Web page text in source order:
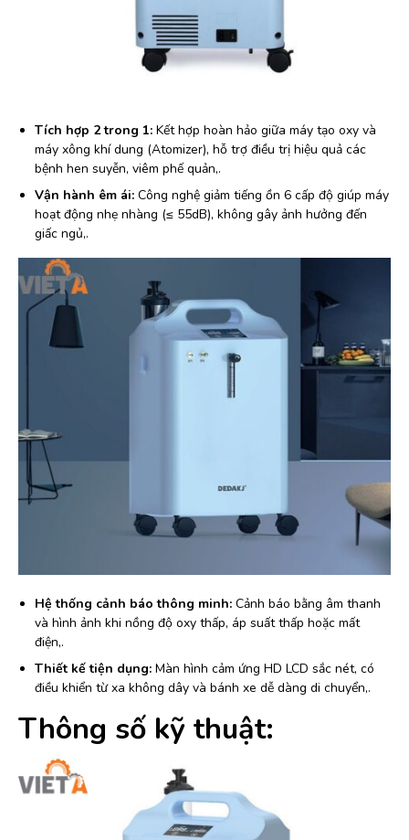
Tích hợp 2 trong 1: Kết hợp hoàn hảo giữa máy tạo oxy và
máy xông khí dung (Atomizer), hỗ trợ điều trị hiệu quả các
bệnh hen suyễn, viêm phế quản,.
Vận hành êm ái: Công nghệ giảm tiếng ồn 6 cấp độ giúp máy
hoạt động nhẹ nhàng (≤ 55dB), không gây ảnh hưởng đến
giấc ngủ,.
Hệ thống cảnh báo thông minh: Cảnh báo bằng âm thanh
và hình ảnh khi nồng độ oxy thấp, áp suất thấp hoặc mất
điện,.
Thiết kế tiện dụng: Màn hình cảm ứng HD LCD sắc nét, có
điều khiển từ xa không dây và bánh xe dễ dàng di chuyển,.
Thông số kỹ thuật: